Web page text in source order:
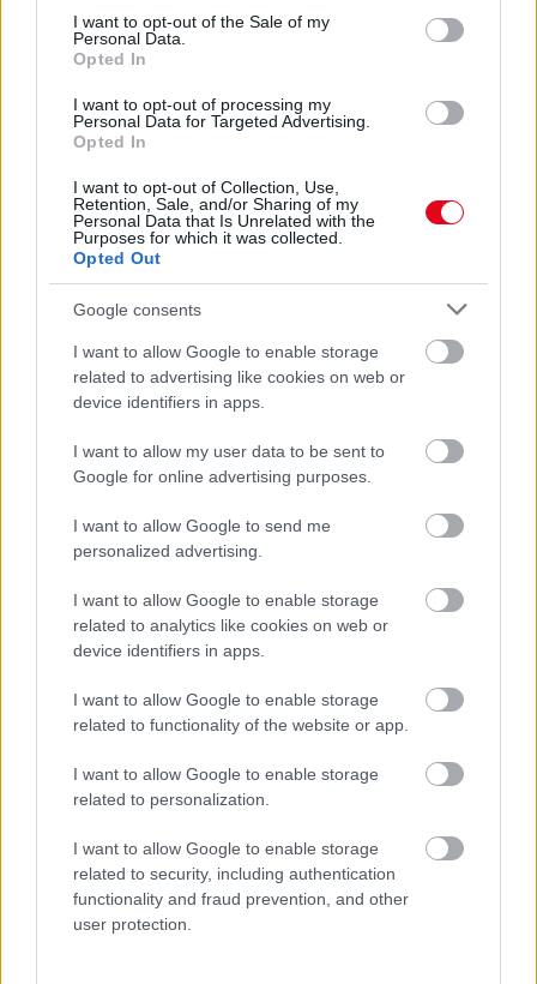
consent section.
I want to opt-out of the Sale of my
Personal Data.
Opted In
I want to opt-out of processing my
Personal Data for Targeted Advertising.
Opted In
I want to opt-out of Collection, Use,
Retention, Sale, and/or Sharing of my
Personal Data that Is Unrelated with the
Purposes for which it was collected.
Opted Out
Google consents
I want to allow Google to enable storage
related to advertising like cookies on web or
device identifiers in apps.
I want to allow my user data to be sent to
Google for online advertising purposes.
I want to allow Google to send me
personalized advertising.
I want to allow Google to enable storage
related to analytics like cookies on web or
device identifiers in apps.
I want to allow Google to enable storage
related to functionality of the website or app.
I want to allow Google to enable storage
related to personalization.
I want to allow Google to enable storage
related to security, including authentication
functionality and fraud prevention, and other
user protection.
Ez a fűszer csodát tesz a memóriával és az aggyal: otthon
is könnyen termeszthető
50 felett kötelező: egy kanál ebből naponta csökkenti az